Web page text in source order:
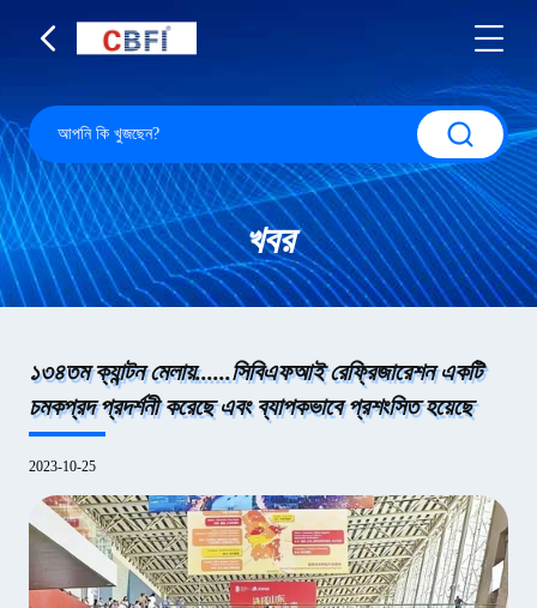
খবর
১৩৪তম ক্যান্টন মেলায়......সিবিএফআই রেফ্রিজারেশন একটি
চমকপ্রদ প্রদর্শনী করেছে এবং ব্যাপকভাবে প্রশংসিত হয়েছে
2023-10-25